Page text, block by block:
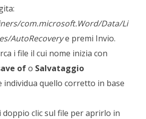
com.microsoft.Word/Data/Li
AutoRecoverye premi Invio.
i file il cui nome inizia con
ofo Salvataggio
individua quello corretto in base
doppio clic sul file per aprirlo in